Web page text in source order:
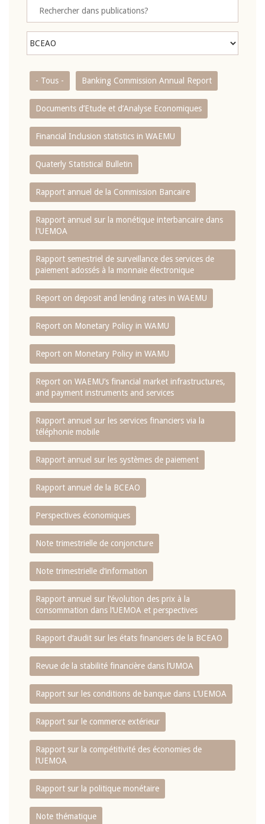
- Tous - Banking Commission Annual Report
Documents d’Etude et d’Analyse Economiques
Financial Inclusion statistics in WAEMU
Quaterly Statistical Bulletin
Rapport annuel de la Commission Bancaire
Rapport annuel sur la monétique interbancaire dans
l'UEMOA
Rapport semestriel de surveillance des services de
paiement adossés à la monnaie électronique
Report on deposit and lending rates in WAEMU
Report on Monetary Policy in WAMU
Report on Monetary Policy in WAMU
Report on WAEMU’s financial market infrastructures,
and payment instruments and services
Rapport annuel sur les services financiers via la
téléphonie mobile
Rapport annuel sur les systèmes de paiement
Rapport annuel de la BCEAO
Perspectives économiques
Note trimestrielle de conjoncture
Note trimestrielle d‘information
Rapport annuel sur l‘évolution des prix à la
consommation dans l‘UEMOA et perspectives
Rapport d‘audit sur les états financiers de la BCEAO
Revue de la stabilité financière dans l‘UMOA
Rapport sur les conditions de banque dans L‘UEMOA
Rapport sur le commerce extérieur
Rapport sur la compétitivité des économies de
l‘UEMOA
Rapport sur la politique monétaire
Note thématique